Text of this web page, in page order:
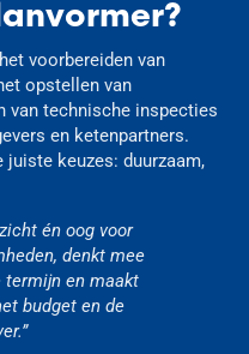
voorbereiden van
opstellen van
van technische inspecties
en ketenpartners.
keuzes: duurzaam,
én oog voor
denkt mee
termijn en maakt
budget en de